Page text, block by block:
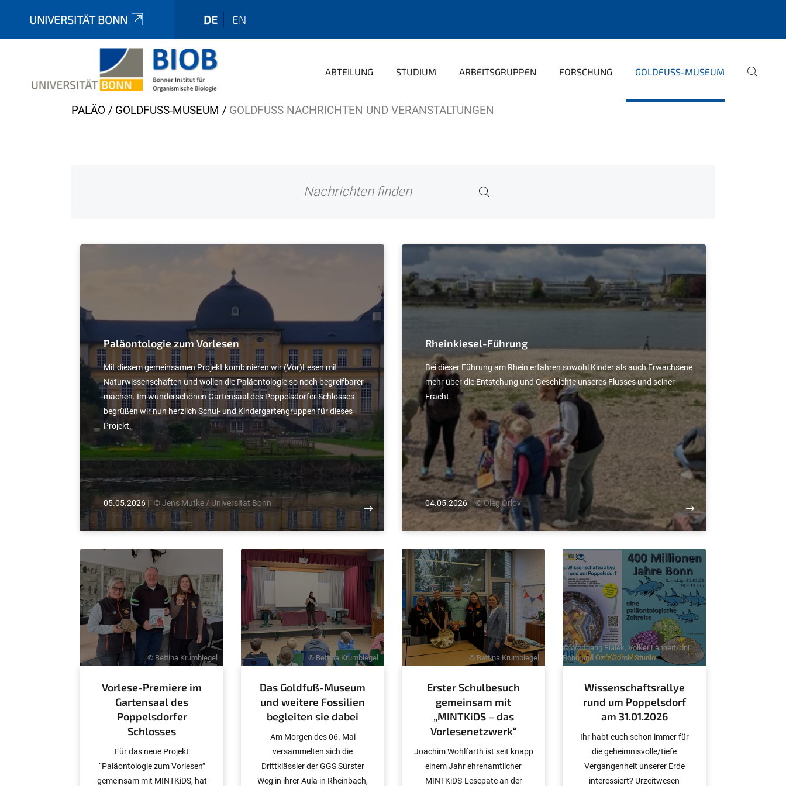
UNIVERSITÄT BONN DE EN
ABTEILUNG STUDIUM ARBEITSGRUPPEN FORSCHUNG GOLDFUSS-MUSEUM
Y
PALÄO GOLDFUSS-MUSEUM GOLDFUSS NACHRICHTEN UND VERANSTALTUNGEN
Paläontologie zum Vorlesen
Mit diesem gemeinsamen Projekt kombinieren wir (Vor)Lesen mit
Naturwissenschaften und wollen die Paläontologie so noch begreifbarer
machen. Im wunderschönen Gartensaal des Poppelsdorfer Schlosses
begrüßen wir nun herzlich Schul- und Kindergartengruppen für dieses
Projekt.
05.05.2026| © Jens Mutke / Universität Bonn
Rheinkiesel-Führung
Bei dieser Führung am Rhein erfahren sowohl Kinder als auch Erwachsene
mehr über die Entstehung und Geschichte unseres Flusses und seiner
Fracht.
04.05.2026| © Oleg Orlov
© Bettina Krumbiegel
Vorlese-Premiere im
Gartensaal des
Poppelsdorfer
Schlosses
Für das neue Projekt
“Paläontologie zum Vorlesen”
gemeinsam mit MINTKiDS, hat
© Bettina Krumbiegel
Das Goldfuß-Museum
und weitere Fossilien
begleiten sie dabei
Am Morgen des 06. Mai
versammelten sich die
Drittklässler der GGS Sürster
Weg in ihrer Aula in Rheinbach,
© Bettina Krumbiegel
Erster Schulbesuch
gemeinsam mit
„MINTKiDS – das
Vorlesenetzwerk“
Joachim Wohlfarth ist seit knapp
einem Jahr ehrenamtlicher
MINTKiDS-Lesepate an der
© Wolfgang Bialek, Volker Lannert/Uni
Bonn und Özi'z Comix Studio
Wissenschaftsrallye
rund um Poppelsdorf
am 31.01.2026
Ihr habt euch schon immer für
die geheimnisvolle/tiefe
Vergangenheit unserer Erde
interessiert? Urzeitwesen